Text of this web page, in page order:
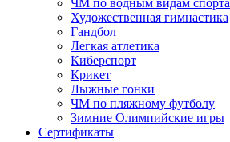
ЧМ по водным видам спорта
Художественная гимнастика
Гандбол
Легкая атлетика
Киберспорт
Крикет
Лыжные гонки
ЧМ по пляжному футболу
Зимние Олимпийские игры
Сертификаты